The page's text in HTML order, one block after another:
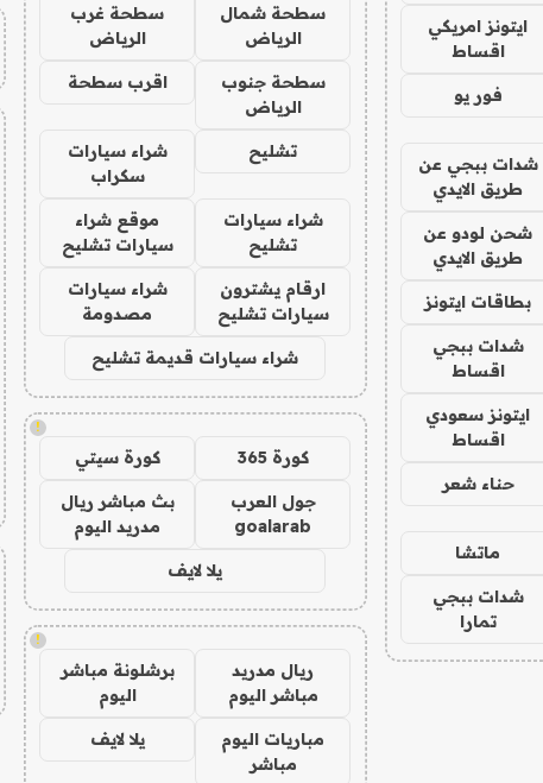
ايتونز امريكي
اقساط
فور يو
شدات ببجي عن
طريق الايدي
شحن لودو عن
طريق الايدي
بطاقات ايتونز
شدات ببجي
اقساط
ايتونز سعودي
اقساط
حناء شعر
ماتشا
شدات ببجي
تمارا
سطحة شمال
الرياض
سطحة غرب
الرياض
سطحة جنوب
الرياض
اقرب سطحة
تشليح
شراء سيارات
سكراب
شراء سيارات
تشليح
موقع شراء
سيارات تشليح
ارقام يشترون
سيارات تشليح
شراء سيارات
مصدومة
شراء سيارات قديمة تشليح
!
كورة 365 كورة سيتي
جول العرب
goalarab
بث مباشر ريال
مدريد اليوم
يلا لايف
!
ريال مدريد
مباشر اليوم
برشلونة مباشر
اليوم
مباريات اليوم
مباشر
يلا لايف